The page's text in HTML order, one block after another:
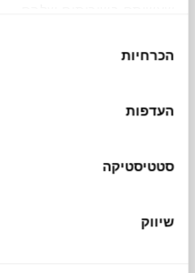
הסכמה
הכרחיות
העדפות
סטטיסטיקה
שיווק
כסא “כורסה” עם ידיות
פוליפרופילן ומעניק נוחות
החומר קל ומתאים לכל תנאי